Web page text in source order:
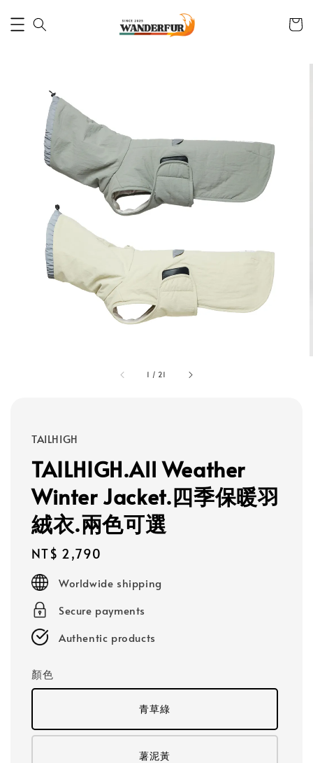
1 / 21
TAILHIGH
TAILHIGH.All Weather
Winter Jacket.四季保暖羽
絨衣.兩色可選
Regular
price
NT$ 2,790
Worldwide shipping
Secure payments
Authentic products
顏色
青草綠
薯泥黃